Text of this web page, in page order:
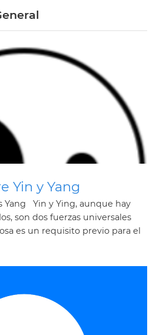
Yin y Yang
Yang Yin y Ying, aunque hay
son dos fuerzas universales
es un requisito previo para el